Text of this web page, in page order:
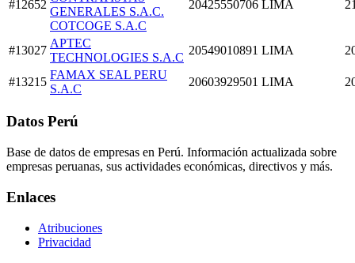
#12652
GENERALES S.A.C.
COTCOGE S.A.C
20425550706 LIMA
#13027
APTEC
TECHNOLOGIES S.A.C
20549010891 LIMA
#13215
FAMAX SEAL PERU
S.A.C
20603929501 LIMA
Datos Perú
Base de datos de empresas en Perú. Información actualizada sobre
empresas peruanas, sus actividades económicas, directivos y más.
Enlaces
Atribuciones
Privacidad